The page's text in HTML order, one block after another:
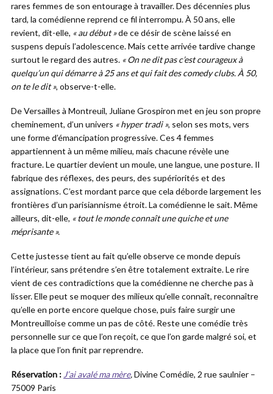
rares femmes de son entourage à travailler. Des décennies plus
tard, la comédienne reprend ce fil interrompu. À 50 ans, elle
revient, dit-elle, « au début »de ce désir de scène laissé en
suspens depuis l’adolescence. Mais cette arrivée tardive change
surtout le regard des autres. « On ne dit pas c’est courageux à
quelqu’un qui démarre à 25 ans et qui fait des comedy clubs. À 50,
on te le dit », observe-t-elle.
De Versailles à Montreuil, Juliane Grospiron met en jeu son propre
cheminement, d’un univers « hyper tradi », selon ses mots, vers
une forme d’émancipation progressive. Ces 4 femmes
appartiennent à un même milieu, mais chacune révèle une
fracture. Le quartier devient un moule, une langue, une posture. Il
fabrique des réflexes, des peurs, des supériorités et des
assignations. C’est mordant parce que cela déborde largement les
frontières d’un parisiannisme étroit. La comédienne le sait. Même
ailleurs, dit-elle, « tout le monde connaît une quiche et une
méprisante ».
Cette justesse tient au fait qu’elle observe ce monde depuis
l’intérieur, sans prétendre s’en être totalement extraite. Le rire
vient de ces contradictions que la comédienne ne cherche pas à
lisser. Elle peut se moquer des milieux qu’elle connaît, reconnaître
qu’elle en porte encore quelque chose, puis faire surgir une
Montreuilloise comme un pas de côté. Reste une comédie très
personnelle sur ce que l’on reçoit, ce que l’on garde malgré soi, et
la place que l’on finit par reprendre.
Réservation : J’ai avalé ma mère,Divine Comédie, 2 rue saulnier –
75009 Paris